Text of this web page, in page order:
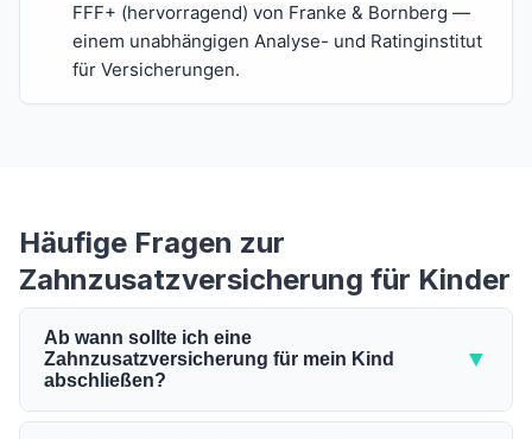
FFF+ (hervorragend) von Franke & Bornberg —
einem unabhängigen Analyse- und Ratinginstitut
für Versicherungen.
Häufige Fragen zur
Zahnzusatzversicherung für Kinder
Ab wann sollte ich eine
Zahnzusatzversicherung für mein Kind
abschließen?
▼
Babys und Kleinkinder (0 bis 5 Jahre):Der